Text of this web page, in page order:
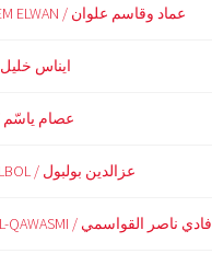
EMAD & QASSEM ELWAN / عماد وقاسم علوان
ENAS KHALIL / ايناس خليل
ESSAM SIYAM / عصام ياسّم
EZZEDDIN BOLBOL / عزالدين بولبول
FADI NASSER AL-QAWASMI / فادي ناصر القواسمي